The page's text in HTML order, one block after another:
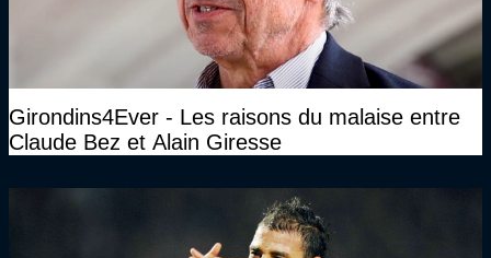
Girondins4Ever - Les raisons du malaise entre
Claude Bez et Alain Giresse